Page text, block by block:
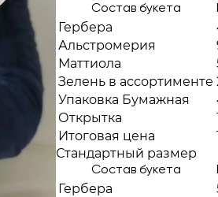
Состав букета
Гербера
Альстромерия
Маттиола
Зелень в ассортименте
Упаковка Бумажная
Открытка
Итоговая цена
Стандартный размер
Состав букета
Гербера